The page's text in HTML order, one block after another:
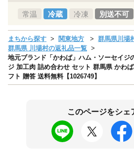
常温 冷蔵 冷凍 別送不可
まちから探す 関東地方
群馬県川場
群馬県 川場村の返礼品一覧
地元ブランド「かわば」ハム・ソーセイジ
ジ 加工肉 詰め合わせ セット 群馬県 かわ
フト 贈答 送料無料【1026749】
このページをシェ